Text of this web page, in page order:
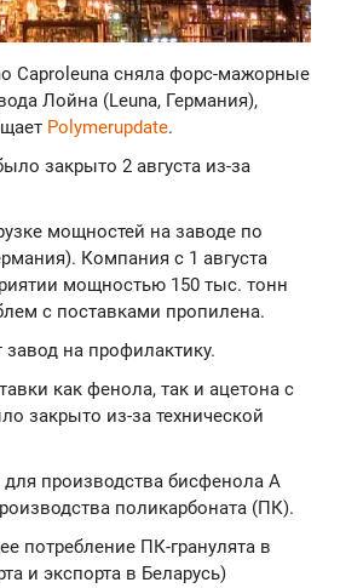
Caproleuna сняла форс-мажорные
Лойна (Leuna, Германия),
Polymerupdate.
закрыто 2 августа из-за
мощностей на заводе по
Компания с 1 августа
мощностью 150 тыс. тонн
с поставками пропилена.
завод на профилактику.
как фенола, так и ацетона с
закрыто из-за технической
производства бисфенола А
поликарбоната (ПК).
потребление ПК-гранулята в
и экспорта в Беларусь)